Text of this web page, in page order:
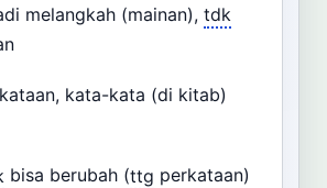
melangkah (mainan), tdk
kata-kata (di kitab)
bisa berubah (ttg perkataan)